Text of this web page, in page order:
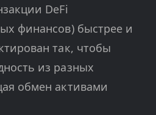
DeFi
финансов) быстрее и
так, чтобы
из разных
обмен активами